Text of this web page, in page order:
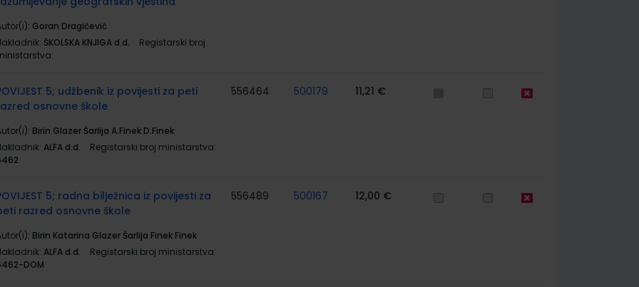
Goran Dragičević
ŠKOLSKA KNJIGA d.d.
Registarski broj
5; udžbenik iz povijesti za peti
osnovne škole
Birin Glazer Šarlija A.Finek D.Finek
ALFA d.d.
Registarski broj ministarstva:
556464 500179 11,21 €
5; radna bilježnica iz povijesti za
razred osnovne škole
Birin Katarina Glazer Šarlija Finek Finek
ALFA d.d.
Registarski broj ministarstva:
DOM
556489 500167 12,00 €